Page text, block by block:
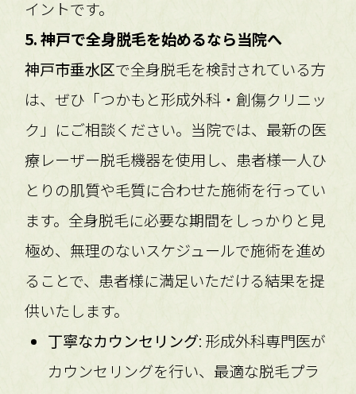
イントです。
5. 神戸で全身脱毛を始めるなら当院へ
神戸市垂水区で全身脱毛を検討されている方
は、ぜひ「つかもと形成外科・創傷クリニッ
ク」にご相談ください。当院では、最新の医
療レーザー脱毛機器を使用し、患者様一人ひ
とりの肌質や毛質に合わせた施術を行ってい
ます。全身脱毛に必要な期間をしっかりと見
極め、無理のないスケジュールで施術を進め
ることで、患者様に満足いただける結果を提
供いたします。
丁寧なカウンセリング: 形成外科専門医が
カウンセリングを行い、最適な脱毛プラ